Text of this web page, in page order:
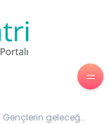
Gençlerin geleceği